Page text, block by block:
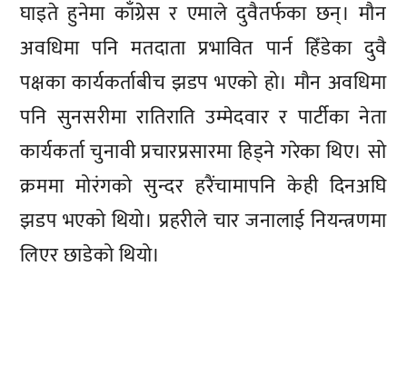
घाइते हुनेमा काँग्रेस र एमाले दुवैतर्फका छन्। मौन
अवधिमा पनि मतदाता प्रभावित पार्न हिँडेका दुवै
पक्षका कार्यकर्ताबीच झडप भएको हो। मौन अवधिमा
पनि सुनसरीमा रातिराति उम्मेदवार र पार्टीका नेता
कार्यकर्ता चुनावी प्रचारप्रसारमा हिड्ने गरेका थिए। सो
क्रममा मोरंगको सुन्दर हरैंचामापनि केही दिनअघि
झडप भएको थियो। प्रहरीले चार जनालाई नियन्त्रणमा
लिएर छाडेको थियो।